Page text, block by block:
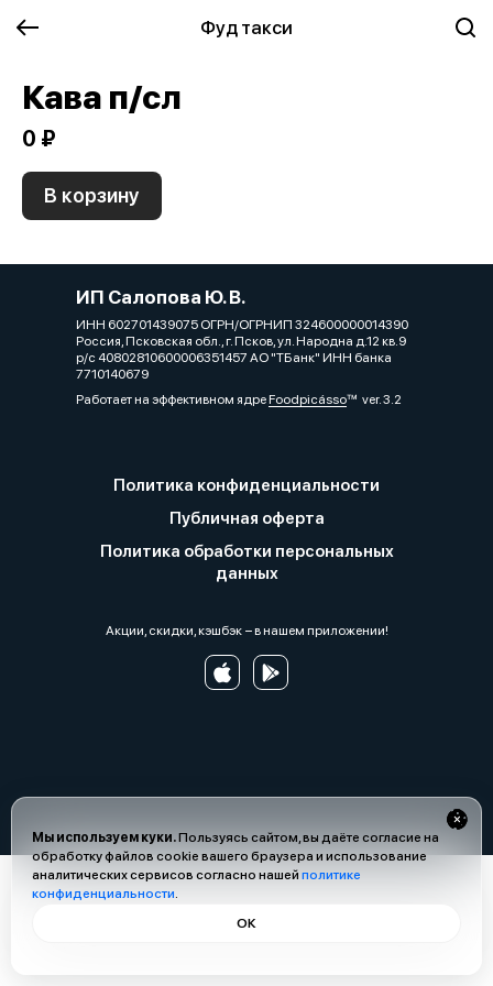
Фуд такси
Мы используем куки.Пользуясь сайтом, вы даёте согласие на
обработку файлов cookie вашего браузера и использование
аналитических сервисов согласно нашей политике
конфиденциальности.
ОК
Кава п/сл
0 ₽
В корзину
ИП Салопова Ю. В.
ИНН 602701439075 ОГРН/ОГРНИП 324600000014390
Россия, Псковская обл., г. Псков, ул. Народна д.12 кв.9
р/с 40802810600006351457 АО "ТБанк" ИНН банка
7710140679
Работает на эффективном ядреFoodpicássover. 3.2
Политика конфиденциальности
Публичная оферта
Политика обработки персональных
данных
Акции, скидки, кэшбэк − в нашем приложении!